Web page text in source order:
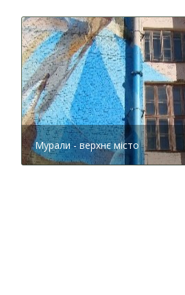
Мурали - верхнє місто